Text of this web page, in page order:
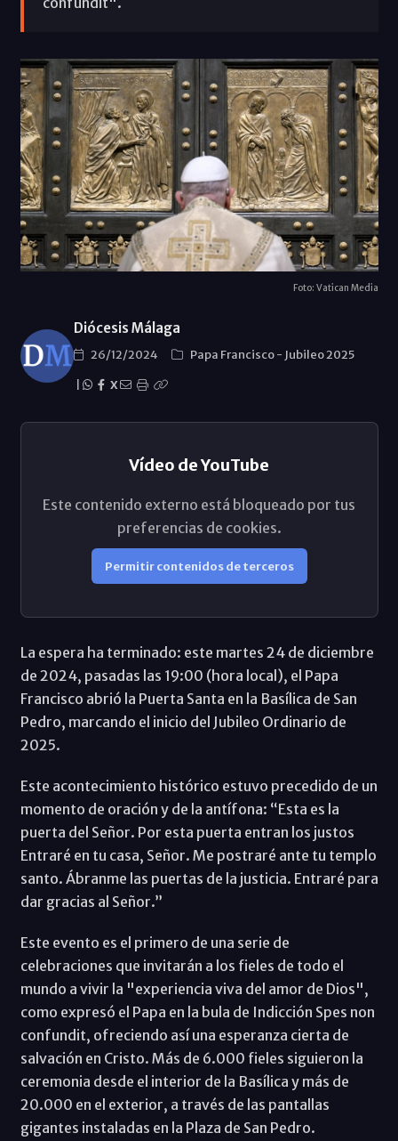
Foto: Vatican Media
Diócesis Málaga
26/12/2024 Papa Francisco- Jubileo 2025
X
Vídeo de YouTube
Este contenido externo está bloqueado por tus
preferencias de cookies.
Permitir contenidos de terceros
La espera ha terminado: este martes 24 de diciembre
de 2024, pasadas las 19:00 (hora local), el Papa
Francisco abrió la Puerta Santa en la Basílica de San
Pedro, marcando el inicio del Jubileo Ordinario de
2025.
Este acontecimiento histórico estuvo precedido de un
momento de oración y de la antífona: “Esta es la
puerta del Señor. Por esta puerta entran los justos
Entraré en tu casa, Señor. Me postraré ante tu templo
santo. Ábranme las puertas de la justicia. Entraré para
dar gracias al Señor.”
Este evento es el primero de una serie de
celebraciones que invitarán a los fieles de todo el
mundo a vivir la "experiencia viva del amor de Dios",
como expresó el Papa en la bula de Indicción Spes non
confundit, ofreciendo así una esperanza cierta de
salvación en Cristo. Más de 6.000 fieles siguieron la
ceremonia desde el interior de la Basílica y más de
20.000 en el exterior, a través de las pantallas
gigantes instaladas en la Plaza de San Pedro.